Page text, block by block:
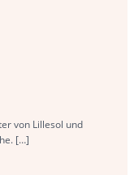
von Lillesol und
[…]